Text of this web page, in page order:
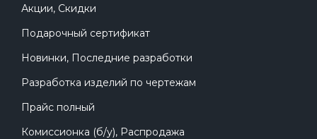
Акции, Скидки
Подарочный сертификат
Новинки, Последние разработки
Разработка изделий по чертежам
Прайс полный
Комиссионка (б/у), Распродажа